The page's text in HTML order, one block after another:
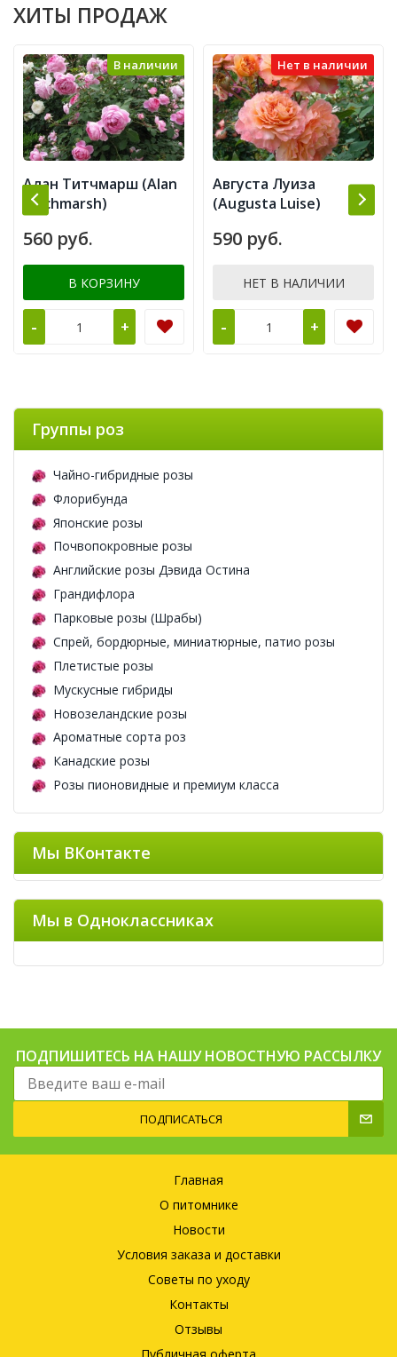
ХИТЫ ПРОДАЖ
В наличии
Алан Титчмарш (Alan
Titchmarsh)
560 руб.
В КОРЗИНУ
- +
Нет в наличии
Августа Луиза
(Augusta Luise)
590 руб.
НЕТ В НАЛИЧИИ
- +
Группы роз
Чайно-гибридные розы
Флорибунда
Японские розы
Почвопокровные розы
Английские розы Дэвида Остина
Грандифлора
Парковые розы (Шрабы)
Спрей, бордюрные, миниатюрные, патио розы
Плетистые розы
Мускусные гибриды
Новозеландские розы
Ароматные сорта роз
Канадские розы
Розы пионовидные и премиум класса
Мы ВКонтакте
Мы в Одноклассниках
ПОДПИШИТЕСЬ НА НАШУ НОВОСТНУЮ РАССЫЛКУ
ПОДПИСАТЬСЯ
Главная
О питомнике
Новости
Условия заказа и доставки
Советы по уходу
Контакты
Отзывы